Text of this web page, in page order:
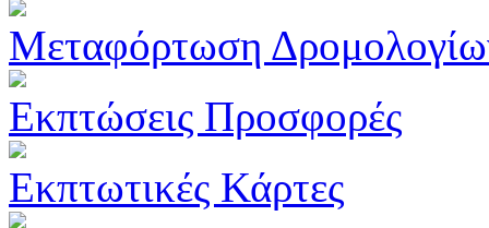
Μεταφόρτωση
Εκπτώσεις Προσφορές
Εκπτωτικές Κάρτες